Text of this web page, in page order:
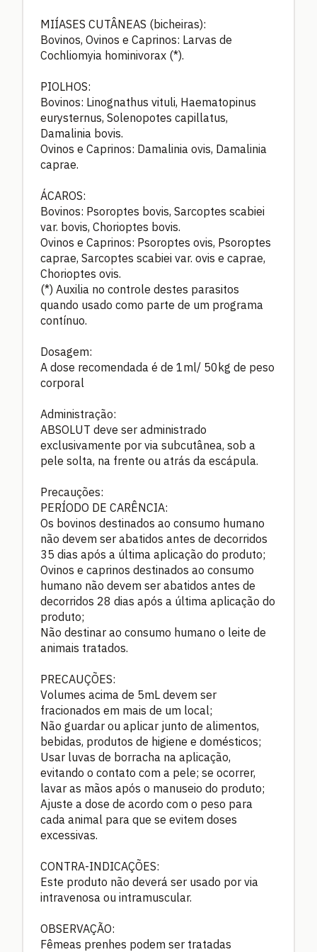
MIÍASES CUTÂNEAS (bicheiras):
Bovinos, Ovinos e Caprinos: Larvas de
Cochliomyia hominivorax (*).
PIOLHOS:
Bovinos: Linognathus vituli, Haematopinus
eurysternus, Solenopotes capillatus,
Damalinia bovis.
Ovinos e Caprinos: Damalinia ovis, Damalinia
caprae.
ÁCAROS:
Bovinos: Psoroptes bovis, Sarcoptes scabiei
var. bovis, Chorioptes bovis.
Ovinos e Caprinos: Psoroptes ovis, Psoroptes
caprae, Sarcoptes scabiei var. ovis e caprae,
Chorioptes ovis.
(*) Auxilia no controle destes parasitos
quando usado como parte de um programa
contínuo.
Dosagem:
A dose recomendada é de 1ml/ 50kg de peso
corporal
Administração:
ABSOLUT deve ser administrado
exclusivamente por via subcutânea, sob a
pele solta, na frente ou atrás da escápula.
Precauções:
PERÍODO DE CARÊNCIA:
Os bovinos destinados ao consumo humano
não devem ser abatidos antes de decorridos
35 dias após a última aplicação do produto;
Ovinos e caprinos destinados ao consumo
humano não devem ser abatidos antes de
decorridos 28 dias após a última aplicação do
produto;
Não destinar ao consumo humano o leite de
animais tratados.
PRECAUÇÕES:
Volumes acima de 5mL devem ser
fracionados em mais de um local;
Não guardar ou aplicar junto de alimentos,
bebidas, produtos de higiene e domésticos;
Usar luvas de borracha na aplicação,
evitando o contato com a pele; se ocorrer,
lavar as mãos após o manuseio do produto;
Ajuste a dose de acordo com o peso para
cada animal para que se evitem doses
excessivas.
CONTRA-INDICAÇÕES:
Este produto não deverá ser usado por via
intravenosa ou intramuscular.
OBSERVAÇÃO:
Fêmeas prenhes podem ser tratadas